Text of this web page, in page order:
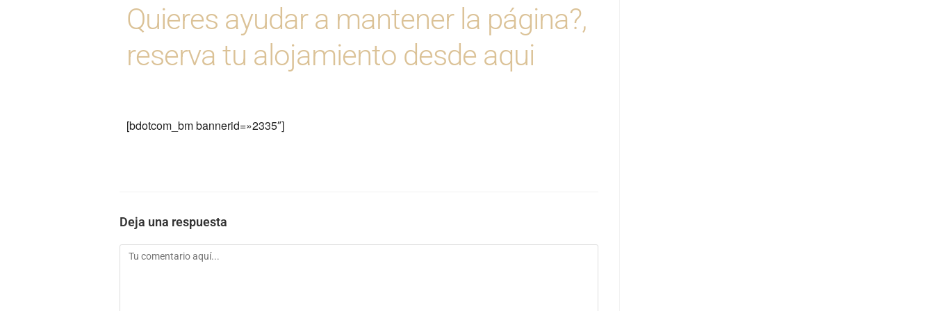
Quieres ayudar a mantener la página?,
reserva tu alojamiento desde aqui
[bdotcom_bm bannerid=»2335″]
Deja una respuesta